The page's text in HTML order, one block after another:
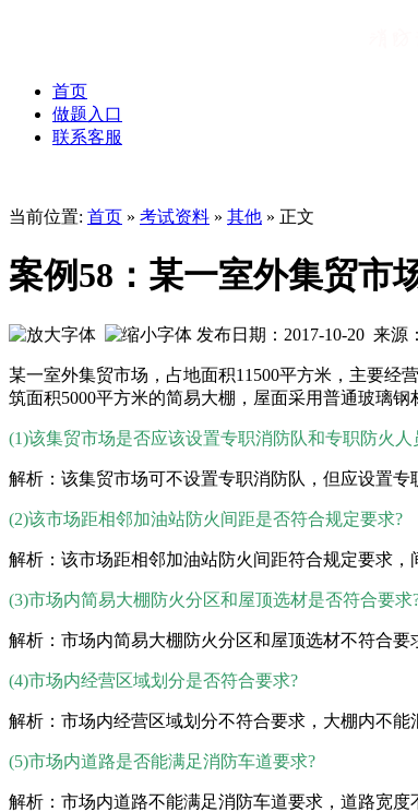
首页
做题入口
联系客服
当前位置: 首页 » 考试资料 » 其他 » 正文
案例58：某一室外集贸市
发布日期：2017-10-20 来源：
某一室外集贸市场，占地面积11500平方米，主要经
筑面积5000平方米的简易大棚，屋面采用普通玻璃
(1)该集贸市场是否应该设置专职消防队和专职防火人
解析：该集贸市场可不设置专职消防队，但应设置专
(2)该市场距相邻加油站防火间距是否符合规定要求?
解析：该市场距相邻加油站防火间距符合规定要求，
(3)市场内简易大棚防火分区和屋顶选材是否符合要求
解析：市场内简易大棚防火分区和屋顶选材不符合
(4)市场内经营区域划分是否符合要求?
解析：市场内经营区域划分不符合要求，大棚内不
(5)市场内道路是否能满足消防车道要求?
解析：市场内道路不能满足消防车道要求，道路宽度